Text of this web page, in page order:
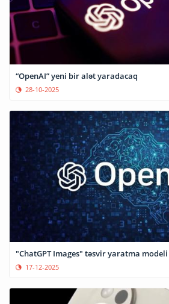
“OpenAI” yeni bir alət yaradacaq
28-10-2025
17-12-2025